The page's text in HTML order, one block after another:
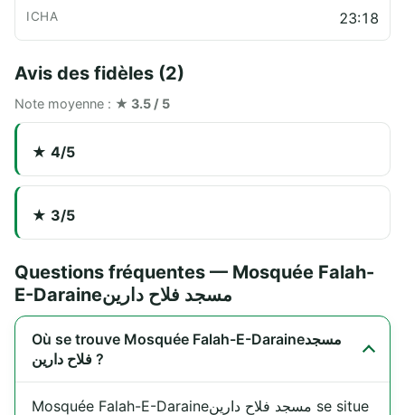
23:18
Avis des fidèles (2)
Note moyenne : ★ 3.5 / 5
★ 4/5
★ 3/5
Questions fréquentes — Mosquée Falah-
E-Daraineمسجد فلاح دارین
Où se trouve Mosquée Falah-E-Daraineمسجد
فلاح دارین ?
Mosquée Falah-E-Daraineمسجد فلاح دارین se situe